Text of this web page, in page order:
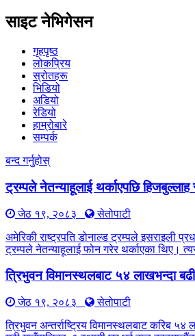
साइट नेभिगेसन
गृहपृष्ठ
लोकप्रिय
स्रोतहरू
भिडियो
अडियो
रेडियो
हाम्रोबारे
सम्पर्क
बन्द गर्नुहोस्
ट्रम्पले नेतन्याहूलाई थर्काएपछि
जेठ १९, २०८३
सेतोपाटी
अमेरिकी राष्ट्रपति डोनाल्ड ट्रम्पले इसराइली
ट्रम्पले नेतन्याहूलाई फोन गरेर थर्काएका थिए।
त्रिभुवन विमानस्थलबाट ५४ लाखभन्दा
जेठ १९, २०८३
सेतोपाटी
त्रिभुवन अन्तर्राष्ट्रिय विमानस्थलबाट करिब